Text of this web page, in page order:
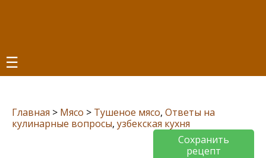
☰
Главная > Мясо > Тушеное мясо, Ответы на
кулинарные вопросы, узбекская кухня
Сохранить
рецепт